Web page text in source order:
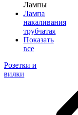
Лампы
Лампа
накаливания
трубчатая
Показать
все
Розетки и
вилки